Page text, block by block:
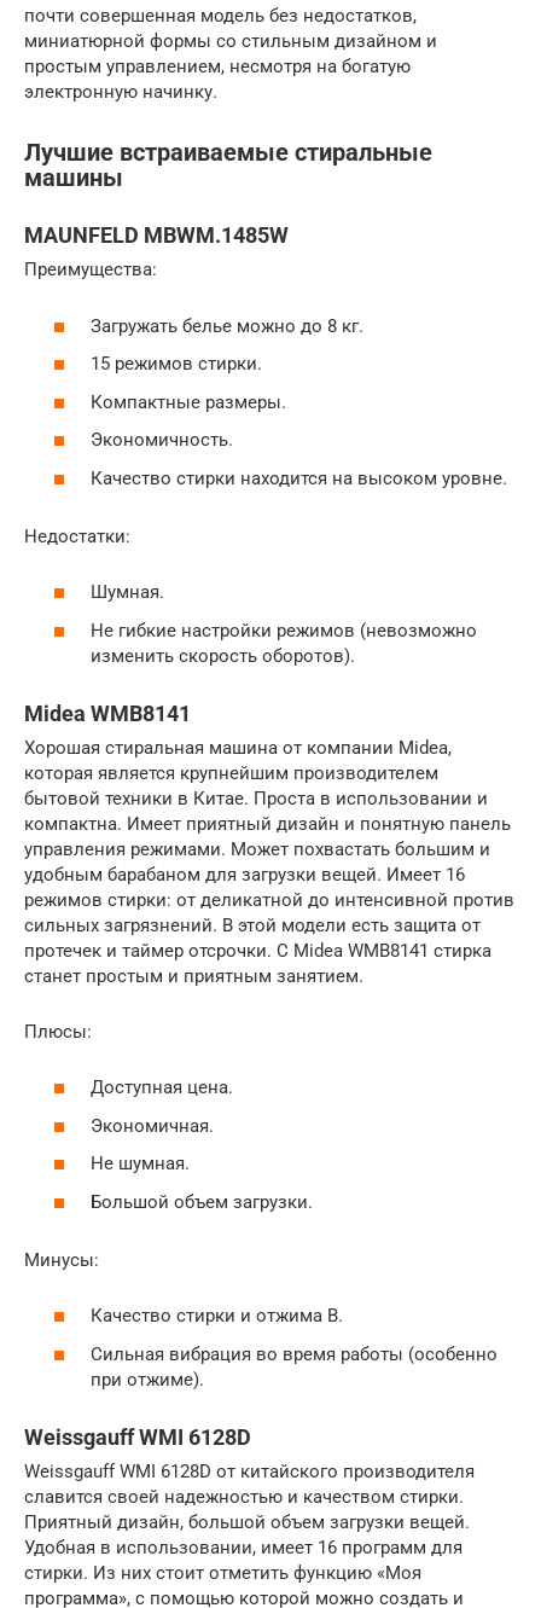
почти совершенная модель без недостатков,
миниатюрной формы со стильным дизайном и
простым управлением, несмотря на богатую
электронную начинку.
Лучшие встраиваемые стиральные
машины
MAUNFELD MBWM.1485W
Преимущества:
Загружать белье можно до 8 кг.
15 режимов стирки.
Компактные размеры.
Экономичность.
Качество стирки находится на высоком уровне.
Недостатки:
Шумная.
Не гибкие настройки режимов (невозможно
изменить скорость оборотов).
Midea WMB8141
Хорошая стиральная машина от компании Midea,
которая является крупнейшим производителем
бытовой техники в Китае. Проста в использовании и
компактна. Имеет приятный дизайн и понятную панель
управления режимами. Может похвастать большим и
удобным барабаном для загрузки вещей. Имеет 16
режимов стирки: от деликатной до интенсивной против
сильных загрязнений. В этой модели есть защита от
протечек и таймер отсрочки. С Midea WMB8141 стирка
станет простым и приятным занятием.
Плюсы:
Доступная цена.
Экономичная.
Не шумная.
Большой объем загрузки.
Минусы:
Качество стирки и отжима B.
Сильная вибрация во время работы (особенно
при отжиме).
Weissgauff WMI 6128D
Weissgauff WMI 6128D от китайского производителя
славится своей надежностью и качеством стирки.
Приятный дизайн, большой объем загрузки вещей.
Удобная в использовании, имеет 16 программ для
стирки. Из них стоит отметить функцию «Моя
программа», с помощью которой можно создать и